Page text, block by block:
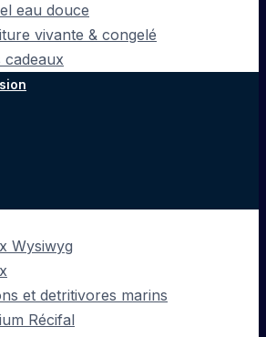
eau douce
vivante & congelé
cadeaux
Wysiwyg
et detritivores marins
Récifal